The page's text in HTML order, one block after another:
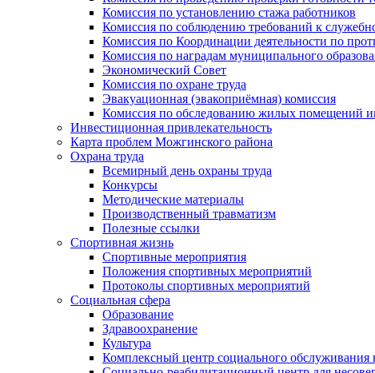
Комиссия по установлению стажа работников
Комиссия по соблюдению требований к
Комиссия по Координации деятельности по
Комиссия по наградам муниципального
Экономический Совет
Комиссия по охране труда
Эвакуационная (эвакоприёмная) комиссия
Комиссия по обследованию жилых помещений
Инвестиционная привлекательность
Карта проблем Можгинского района
Охрана труда
Всемирный день охраны труда
Конкурсы
Методические материалы
Производственный травматизм
Полезные ссылки
Спортивная жизнь
Спортивные мероприятия
Положения спортивных мероприятий
Протоколы спортивных мероприятий
Социальная сфера
Образование
Здравоохранение
Культура
Комплексный центр социального обслуживания